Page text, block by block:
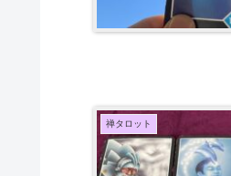
禅タロット